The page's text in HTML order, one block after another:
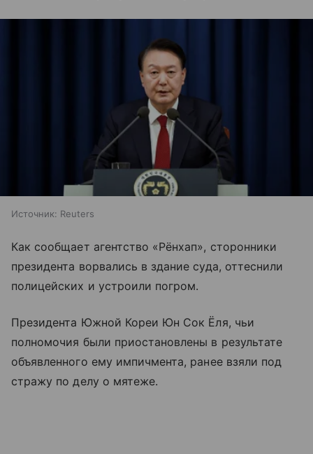
Источник: Reuters
Как сообщает агентство «Рёнхап», сторонники
президента ворвались в здание суда, оттеснили
полицейских и устроили погром.
Президента Южной Кореи Юн Сок Ёля, чьи
полномочия были приостановлены в результате
объявленного ему импичмента, ранее взяли под
стражу по делу о мятеже.